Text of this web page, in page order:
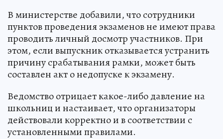
В министерстве добавили, что сотрудники
пунктов проведения экзаменов не имеют права
проводить личный досмотр участников. При
этом, если выпускник отказывается устранить
причину срабатывания рамки, может быть
составлен акт о недопуске к экзамену.
Ведомство отрицает какое-либо давление на
школьниц и настаивает, что организаторы
действовали корректно и в соответствии с
установленными правилами.